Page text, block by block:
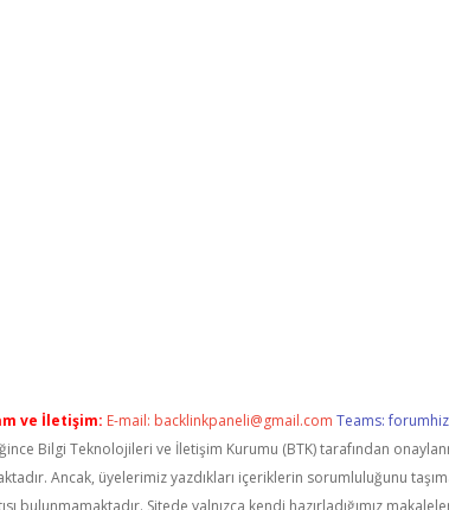
ve İletişim: E-mail: backlinkpaneli@gmail.com Teams:
Bilgi Teknolojileri ve İletişim Kurumu (BTK) tarafından
Ancak, üyelerimiz yazdıkları içeriklerin sorumluluğunu
bulunmamaktadır. Sitede yalnızca kendi hazırladığımız